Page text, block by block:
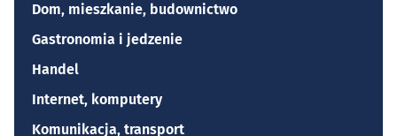
Dom, mieszkanie, budownictwo
Gastronomia i jedzenie
Handel
Internet, komputery
Komunikacja, transport